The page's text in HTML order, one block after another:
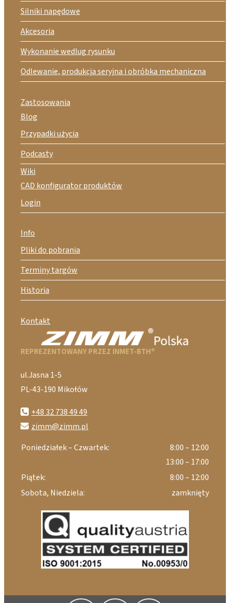
Silniki napędowe
Akcesoria
Wykonanie wedlug rysunku
Odlewanie, produkcja seryjna i obróbka mechaniczna
Zastosowania
Blog
Przypadki użycia
Podcasty
Wiki
CAD konfigurator produktów
Login
Info
Pliki do pobrania
Terminy targów
Historia
Kontakt
REPREZENTOWANY PRZEZ INMET-BTH®
ul.Jasna 1-5
PL-43-190 Mikołów
+48 32 738 49 49
zimm@zimm.pl
Poniedziałek – Czwartek:
8:00 – 12:00
13:00 – 17:00
Piątek:
8:00 – 12:00
Sobota, Niedziela:
zamknięty